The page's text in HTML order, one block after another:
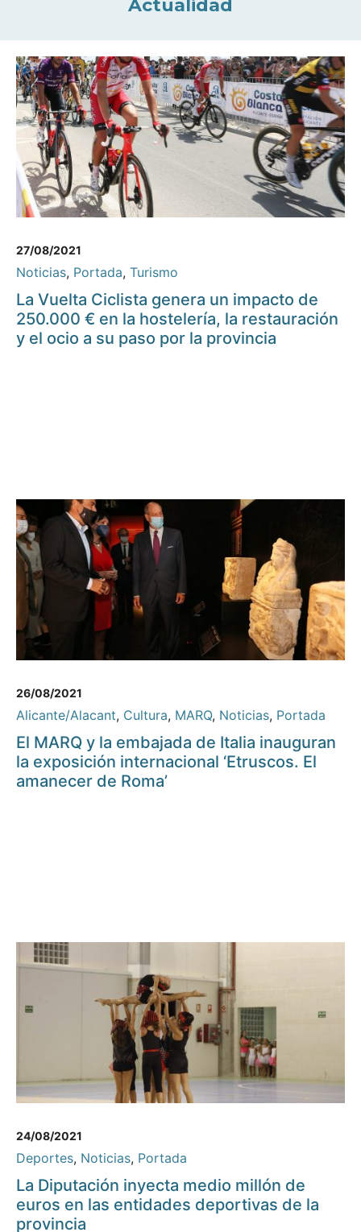
Actualidad
27/08/2021
Noticias, Portada, Turismo
La Vuelta Ciclista genera un impacto de
250.000 € en la hostelería, la restauración
y el ocio a su paso por la provincia
26/08/2021
Alicante/Alacant, Cultura, MARQ, Noticias, Portada
El MARQ y la embajada de Italia inauguran
la exposición internacional ‘Etruscos. El
amanecer de Roma’
24/08/2021
Deportes, Noticias, Portada
La Diputación inyecta medio millón de
euros en las entidades deportivas de la
provincia